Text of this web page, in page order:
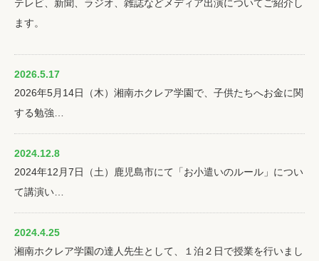
テレビ、新聞、ラジオ、雑誌などメディア出演についてご紹介し
ます。
2026.5.17
2026年5月14日（木）湘南ホクレア学園で、子供たちへお金に関
する勉強…
2024.12.8
2024年12月7日（土）鹿児島市にて「お小遣いのルール」につい
て講演い…
2024.4.25
湘南ホクレア学園の達人先生として、１泊２日で授業を行いまし